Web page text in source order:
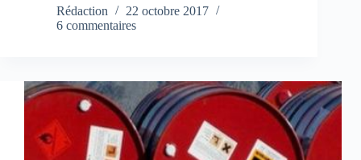
Rédaction
22 octobre 2017
6 commentaires